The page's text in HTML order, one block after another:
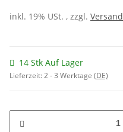
inkl. 19% USt. , zzgl. Versand
14 Stk Auf Lager
Lieferzeit:2 - 3 Werktage (DE)